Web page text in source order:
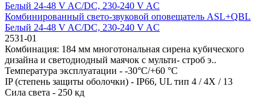
Комбинированный свето-звуковой оповещатель ASL+QBL
Белый 24-48 V AC/DC, 230-240 V AC
2531-01
Комбинация: 184 мм многотональная сирена кубического
дизайна и светодиодный маячок с мульти- строб э..
Температура эксплуатации - -30°C/+60 °C
IP (степень защиты оболочки) - IP66, UL тип 4 / 4X / 13
Сила света - 250 кд